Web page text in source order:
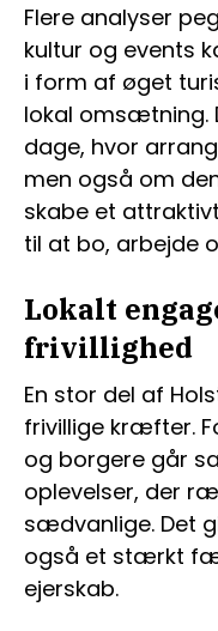
Flere analyser
kultur og events
i form af øget
lokal omsætning.
dage, hvor
men også om
skabe et
til at bo, arbejde
Lokalt
frivillighed
En stor del af
frivillige kræfter.
og borgere går
oplevelser, der
sædvanlige. Det
også et stærkt
ejerskab.